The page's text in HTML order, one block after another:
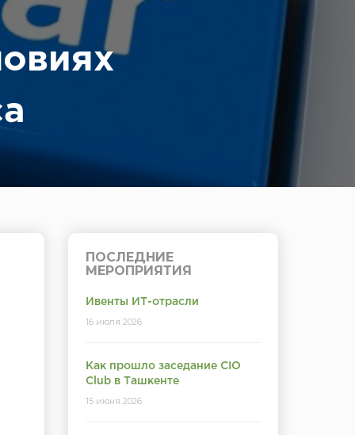
ПОСЛЕДНИЕ
МЕРОПРИЯТИЯ
Ивенты ИТ-отрасли
16 июля 2026
Как прошло заседание CIO
Club в Ташкенте
15 июня 2026